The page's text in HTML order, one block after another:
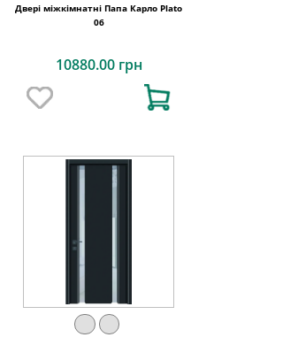
Двері міжкімнатні Папа Карло Plato
06
10880.00 грн